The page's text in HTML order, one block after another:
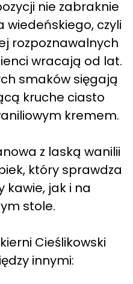
nie zabraknie
czyli
rozpoznawalnych
wracają od lat.
smaków sięgają
kruche ciasto
kremem.
z laską wanilii
który sprawdza
kawie, jak i na
stole.
Cieślikowski
innymi: